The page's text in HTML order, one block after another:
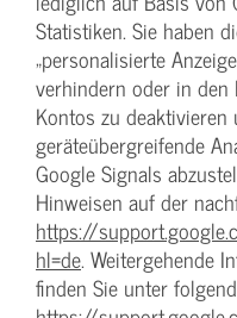
Statistiken. Sie haben
„personalisierte
verhindern oder in den
Kontos zu
geräteübergreifende
Google Signals
Hinweisen auf der
https://
hl=de. Weitergehende
finden Sie unter